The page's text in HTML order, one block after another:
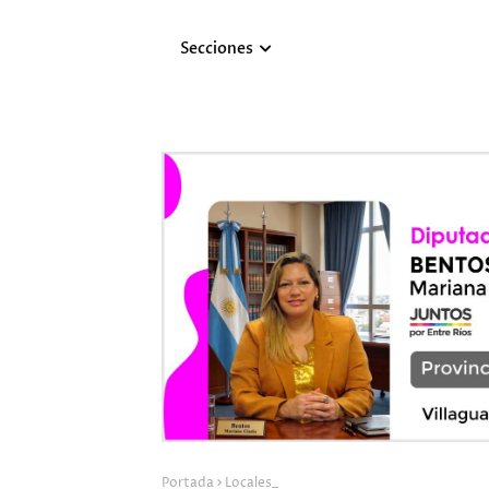
Secciones
Portada Locales_